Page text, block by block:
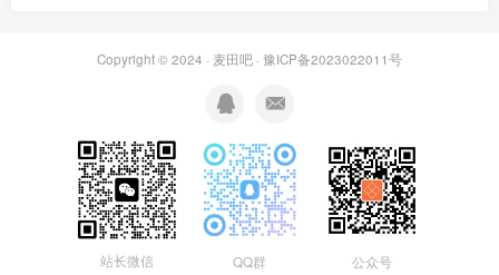
Copyright © 2024 · 麦田吧 · 豫ICP备2023022011号
站长微信 QQ群 公众号